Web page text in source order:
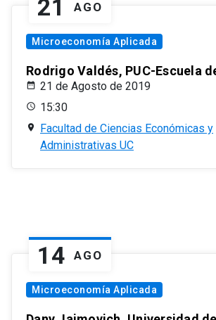
21 AGO
Microeconomía Aplicada
Rodrigo Valdés, PUC-Escuela
21 de Agosto de 2019
15:30
Facultad de Ciencias Económicas y
Administrativas UC
14 AGO
Microeconomía Aplicada